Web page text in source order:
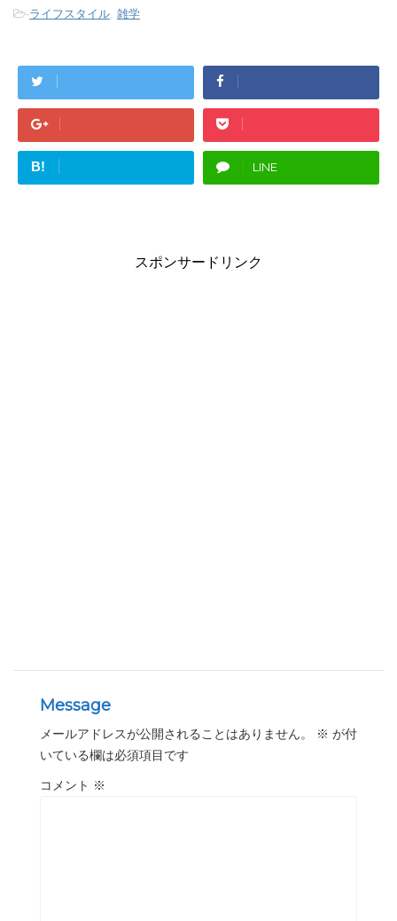
-ライフスタイル 雑学
B! LINE
スポンサードリンク
Message
メールアドレスが公開されることはありません。 ※ が付
いている欄は必須項目です
コメント ※